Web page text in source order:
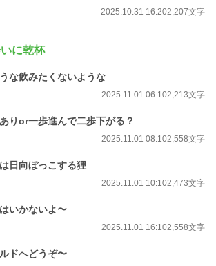
2025.10.31 16:202,207文字
に乾杯
な飲みたくないような
2025.11.01 06:102,213文字
りor一歩進んで二歩下がる？
2025.11.01 08:102,558文字
日向ぼっこする狸
2025.11.01 10:102,473文字
いかないよ〜
2025.11.01 16:102,558文字
ドへどうぞ〜